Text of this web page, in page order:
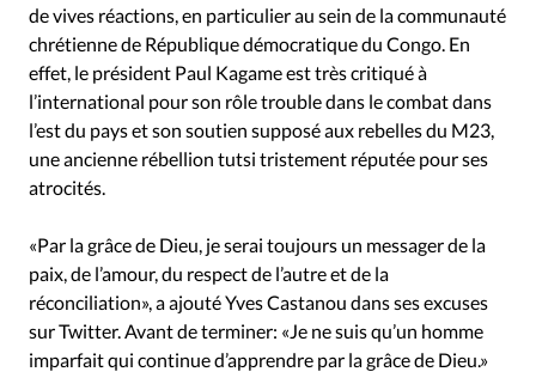
de vives réactions, en particulier au sein de la communauté
chrétienne de République démocratique du Congo. En
effet, le président Paul Kagame est très critiqué à
l’international pour son rôle trouble dans le combat dans
l’est du pays et son soutien supposé aux rebelles du M23,
une ancienne rébellion tutsi tristement réputée pour ses
atrocités.
«Par la grâce de Dieu, je serai toujours un messager de la
paix, de l’amour, du respect de l’autre et de la
réconciliation», a ajouté Yves Castanou dans ses excuses
sur Twitter. Avant de terminer: «Je ne suis qu’un homme
imparfait qui continue d’apprendre par la grâce de Dieu.»